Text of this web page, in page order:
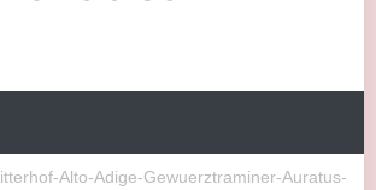
Alto-Adige-Gewuerztraminer-Auratus-